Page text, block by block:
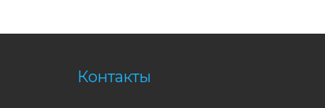
Контакты